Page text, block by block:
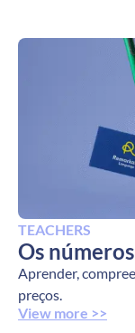
TEACHERS
Os números
Aprender,
preços.
View more >>